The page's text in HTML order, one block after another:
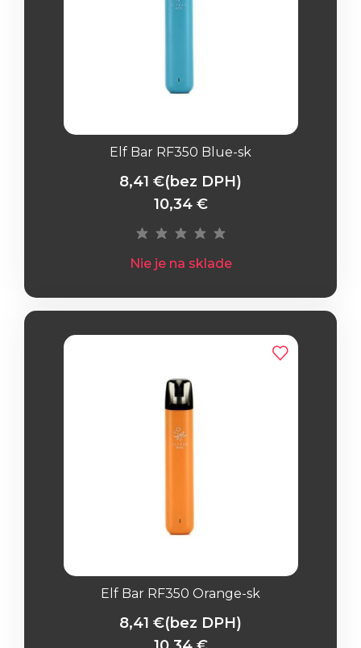
Elf Bar RF350 Blue-sk
8,41 €(bez DPH)
10,34 €
Nie je na sklade
Elf Bar RF350 Orange-sk
8,41 €(bez DPH)